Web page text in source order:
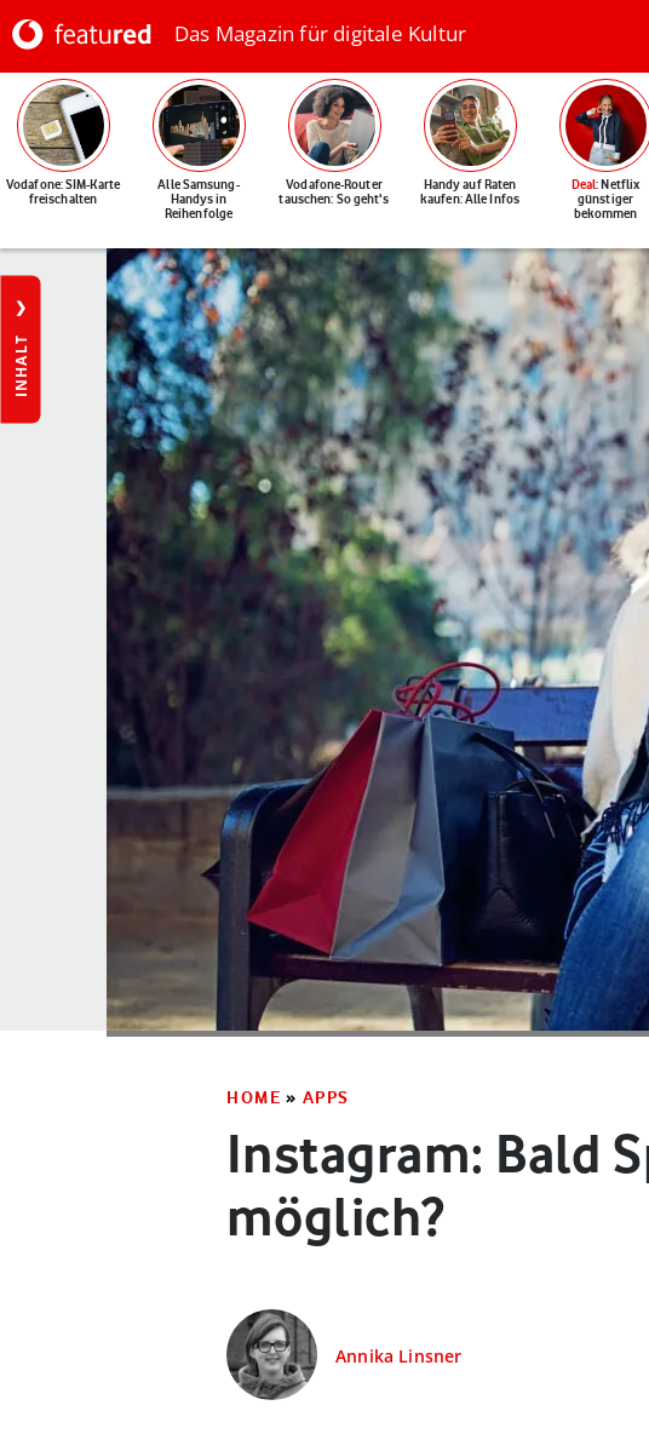
Das Magazin für digitale Kultur
Vodafone: SIM-Karte
freischalten
Alle Samsung-
Handys in
Reihenfolge
Vodafone-Router
tauschen: So geht's
Handy auf Raten
kaufen: Alle Infos
Deal: Netflix
günstiger
bekommen
INHALT
HOME » APPS
Instagram: Bald
möglich?
Annika Linsner